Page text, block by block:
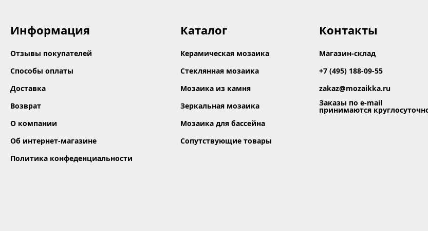
Информация
Отзывы покупателей
Способы оплаты
Доставка
Возврат
О компании
Об интернет-магазине
Политика конфеденциальности
Каталог
Керамическая мозаика
Стеклянная мозаика
Мозаика из камня
Зеркальная мозаика
Мозаика для бассейна
Сопутствующие товары
Контакты
Магазин-склад
+7 (495) 188-09-55
zakaz@mozaikka.ru
Заказы по e-mail
принимаются